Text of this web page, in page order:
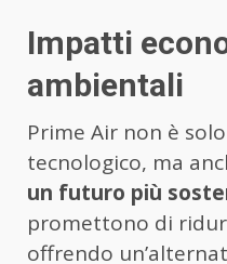
Impatti
ambientali
Prime Air non è
tecnologico, ma
un futuro più
promettono di
offrendo